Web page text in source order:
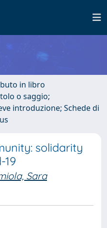
in libro
o saggio;
introduzione; Schede di
solidarity
19
Sara